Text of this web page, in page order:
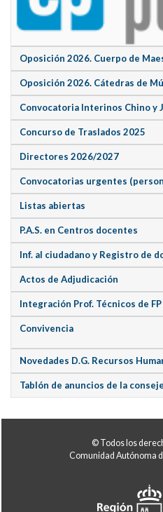
Oposición 2026. Cuerpo de
Oposición 2026. Cátedras de
Convocatoria Interinos Chino y
Concurso de Traslados 2025
Directores 2026/2027
Convocatorias urgentes
Listas abiertas
P.A.S. en Centros docentes
Inf. al ciudadano y Registro de
Actos de Adjudicación
Integración Prof. Técnicos de FP
Convivencia
Novedades D.G. Recursos
Tablón de anuncios de la
© Todos los
Comunidad Autónoma